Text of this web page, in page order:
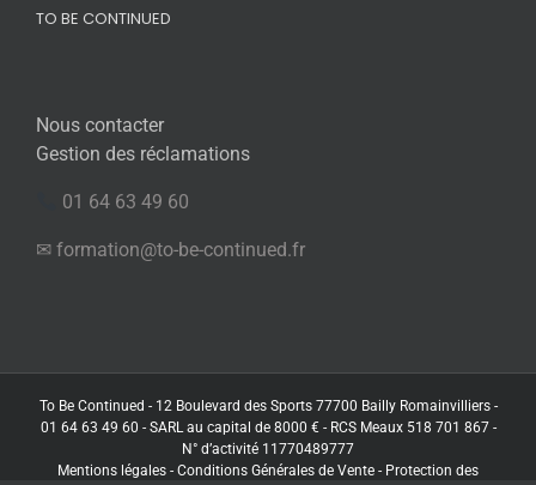
TO BE CONTINUED
Nous contacter
Gestion des réclamations
01 64 63 49 60
✉ formation@to-be-continued.fr
To Be Continued - 12 Boulevard des Sports 77700 Bailly Romainvilliers -
01 64 63 49 60 - SARL au capital de 8000 € - RCS Meaux 518 701 867 -
N° d’activité 11770489777
Mentions légales - Conditions Générales de Vente - Protection des